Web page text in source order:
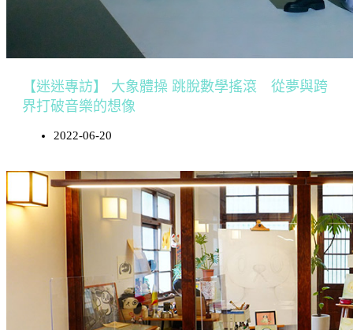
【迷迷專訪】 大象體操 跳脫數學搖滾 從夢與跨
界打破音樂的想像
2022-06-20